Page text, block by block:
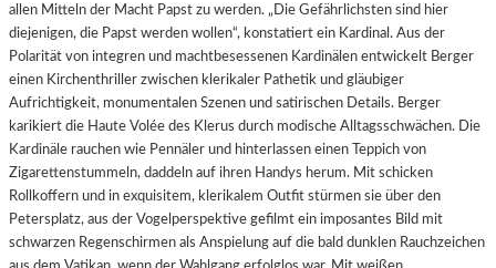
allen Mitteln der Macht Papst zu werden. „Die Gefährlichsten sind hier
diejenigen, die Papst werden wollen“, konstatiert ein Kardinal. Aus der
Polarität von integren und machtbesessenen Kardinälen entwickelt Berger
einen Kirchenthriller zwischen klerikaler Pathetik und gläubiger
Aufrichtigkeit, monumentalen Szenen und satirischen Details. Berger
karikiert die Haute Volée des Klerus durch modische Alltagsschwächen. Die
Kardinäle rauchen wie Pennäler und hinterlassen einen Teppich von
Zigarettenstummeln, daddeln auf ihren Handys herum. Mit schicken
Rollkoffern und in exquisitem, klerikalem Outfit stürmen sie über den
Petersplatz, aus der Vogelperspektive gefilmt ein imposantes Bild mit
schwarzen Regenschirmen als Anspielung auf die bald dunklen Rauchzeichen